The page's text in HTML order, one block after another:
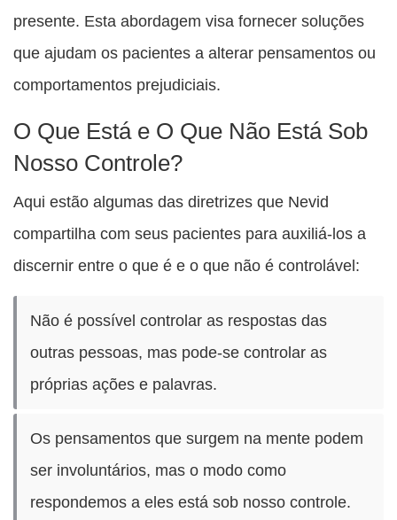
presente. Esta abordagem visa fornecer soluções
que ajudam os pacientes a alterar pensamentos ou
comportamentos prejudiciais.
O Que Está e O Que Não Está Sob
Nosso Controle?
Aqui estão algumas das diretrizes que Nevid
compartilha com seus pacientes para auxiliá-los a
discernir entre o que é e o que não é controlável:
Não é possível controlar as respostas das
outras pessoas, mas pode-se controlar as
próprias ações e palavras.
Os pensamentos que surgem na mente podem
ser involuntários, mas o modo como
respondemos a eles está sob nosso controle.